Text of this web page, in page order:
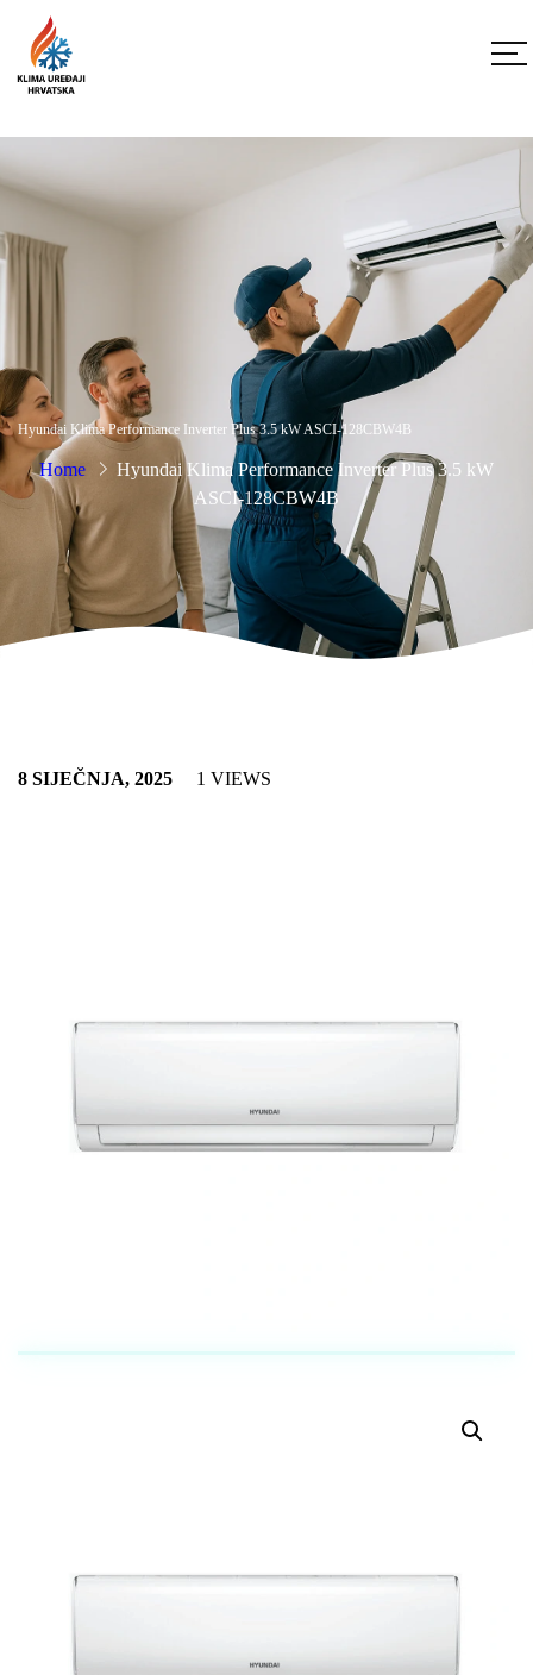
Hyundai Klima Performance Inverter Plus 3.5 kW ASCI-128CBW4B
Home
Hyundai Klima Performance Inverter Plus 3.5 kW
ASCI-128CBW4B
8 SIJEČNJA, 2025 1 VIEWS